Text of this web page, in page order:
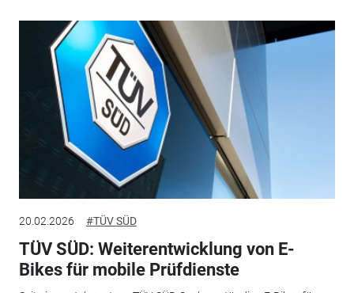
20.02.2026 #TÜV SÜD
TÜV SÜD: Weiterentwicklung von E-
Bikes für mobile Prüfdienste